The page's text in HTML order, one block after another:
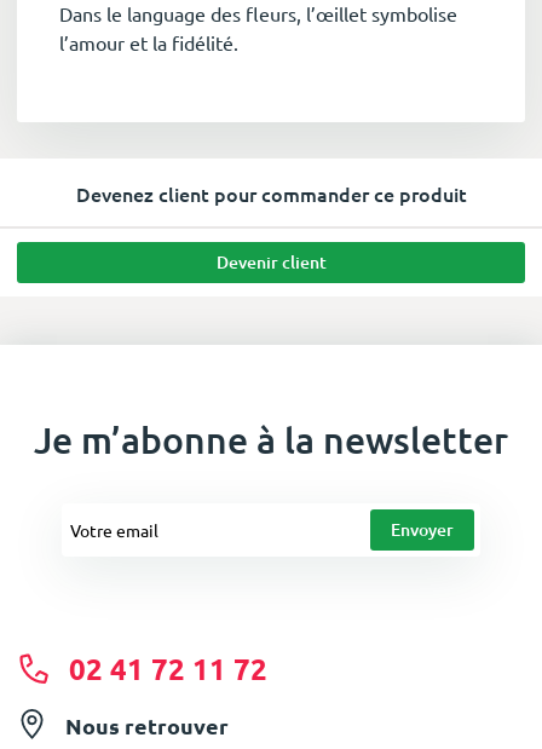
Dans le language des fleurs, l’œillet symbolise
l’amour et la fidélité.
Devenez client pour commander ce produit
Devenir client
Je m’abonne à la newsletter
02 41 72 11 72
Nous retrouver